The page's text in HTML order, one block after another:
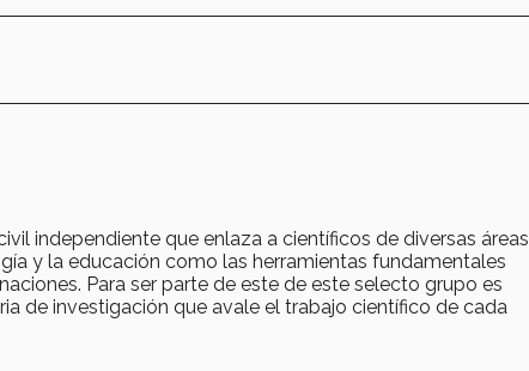
independiente que enlaza a científicos de diversas áreas
y la educación como las herramientas fundamentales
Para ser parte de este de este selecto grupo es
de investigación que avale el trabajo científico de cada